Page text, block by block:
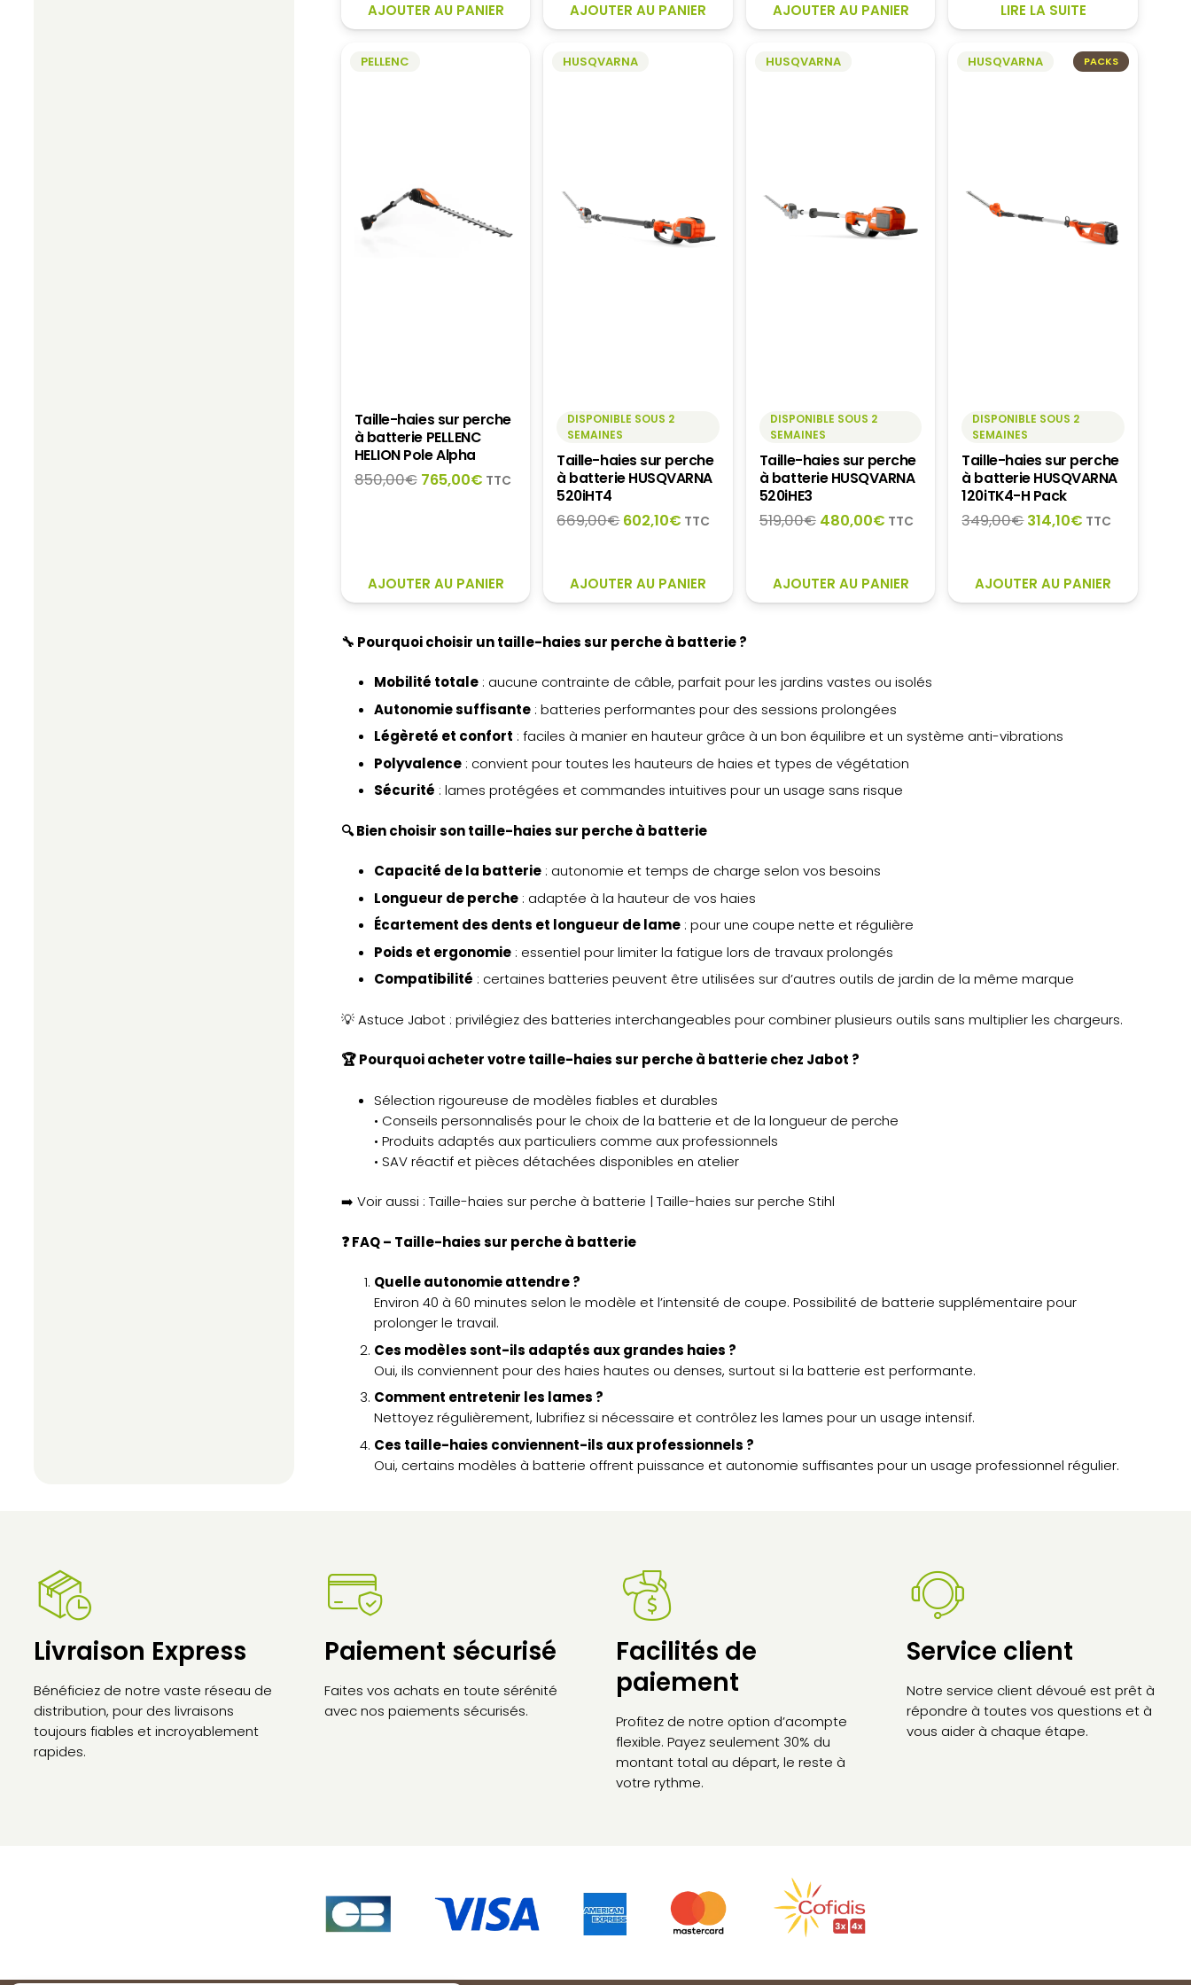
AJOUTER AU PANIER AJOUTER AU PANIER AJOUTER AU PANIER LIRE LA SUITE
PELLENC
Taille-haies sur perche
à batterie PELLENC
HELION Pole Alpha
850,00€ Le
765,00€Le
TTC
AJOUTER AU PANIER
HUSQVARNA
DISPONIBLE SOUS 2
SEMAINES
Taille-haies sur perche
à batterie HUSQVARNA
520iHT4
669,00€ Le
était :
669,00€.
602,10€ Le
est :
602,10€.
TTC
AJOUTER AU PANIER
HUSQVARNA
DISPONIBLE SOUS 2
SEMAINES
Taille-haies sur perche
à batterie HUSQVARNA
520iHE3
519,00€ Le
était :
519,00€.
480,00€Le
est :
480,00€.
TTC
AJOUTER AU PANIER
PACKS
HUSQVARNA
DISPONIBLE SOUS 2
SEMAINES
Taille-haies sur perche
à batterie HUSQVARNA
120iTK4-H Pack
349,00€Le
était :
349,00€.
314,10€ Le
est :
314,10€.
TTC
AJOUTER AU PANIER
🔧 Pourquoi choisir un taille-haies sur perche à batterie ?
Mobilité totale : aucune contrainte de câble, parfait pour les jardins vastes ou isolés
Autonomie suffisante : batteries performantes pour des sessions prolongées
Légèreté et confort : faciles à manier en hauteur grâce à un bon équilibre et un système anti-vibrations
Polyvalence : convient pour toutes les hauteurs de haies et types de végétation
Sécurité : lames protégées et commandes intuitives pour un usage sans risque
🔍 Bien choisir son taille-haies sur perche à batterie
Capacité de la batterie : autonomie et temps de charge selon vos besoins
Longueur de perche : adaptée à la hauteur de vos haies
Écartement des dents et longueur de lame : pour une coupe nette et régulière
Poids et ergonomie : essentiel pour limiter la fatigue lors de travaux prolongés
Compatibilité : certaines batteries peuvent être utilisées sur d’autres outils de jardin de la même marque
💡 Astuce Jabot : privilégiez des batteries interchangeables pour combiner plusieurs outils sans multiplier les chargeurs.
🏆 Pourquoi acheter votre taille-haies sur perche à batterie chez Jabot ?
Sélection rigoureuse de modèles fiables et durables
• Conseils personnalisés pour le choix de la batterie et de la longueur de perche
• Produits adaptés aux particuliers comme aux professionnels
• SAV réactif et pièces détachées disponibles en atelier
➡️ Voir aussi : Taille-haies sur perche à batterie | Taille-haies sur perche Stihl
❓ FAQ – Taille-haies sur perche à batterie
Quelle autonomie attendre ?
Environ 40 à 60 minutes selon le modèle et l’intensité de coupe. Possibilité de batterie supplémentaire pour
prolonger le travail.
Ces modèles sont-ils adaptés aux grandes haies ?
Oui, ils conviennent pour des haies hautes ou denses, surtout si la batterie est performante.
Comment entretenir les lames ?
Nettoyez régulièrement, lubrifiez si nécessaire et contrôlez les lames pour un usage intensif.
Ces taille-haies conviennent-ils aux professionnels ?
Oui, certains modèles à batterie offrent puissance et autonomie suffisantes pour un usage professionnel régulier.
Livraison Express
Bénéficiez de notre vaste réseau de
distribution, pour des livraisons
toujours fiables et incroyablement
rapides.
Paiement sécurisé
Faites vos achats en toute sérénité
avec nos paiements sécurisés.
Facilités de
paiement
Profitez de notre option d’acompte
flexible. Payez seulement 30% du
montant total au départ, le reste à
votre rythme.
Service client
Notre service client dévoué est prêt à
répondre à toutes vos questions et à
vous aider à chaque étape.